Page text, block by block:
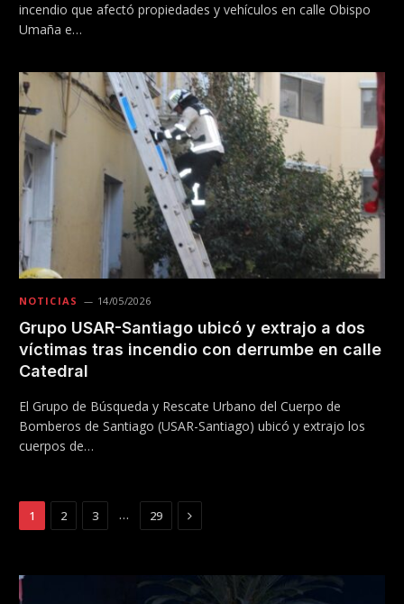
incendio que afectó propiedades y vehículos en calle Obispo
Umaña e…
NOTICIAS 14/05/2026
Grupo USAR-Santiago ubicó y extrajo a dos
víctimas tras incendio con derrumbe en calle
Catedral
El Grupo de Búsqueda y Rescate Urbano del Cuerpo de
Bomberos de Santiago (USAR-Santiago) ubicó y extrajo los
cuerpos de…
1 2 3 … 29 Next